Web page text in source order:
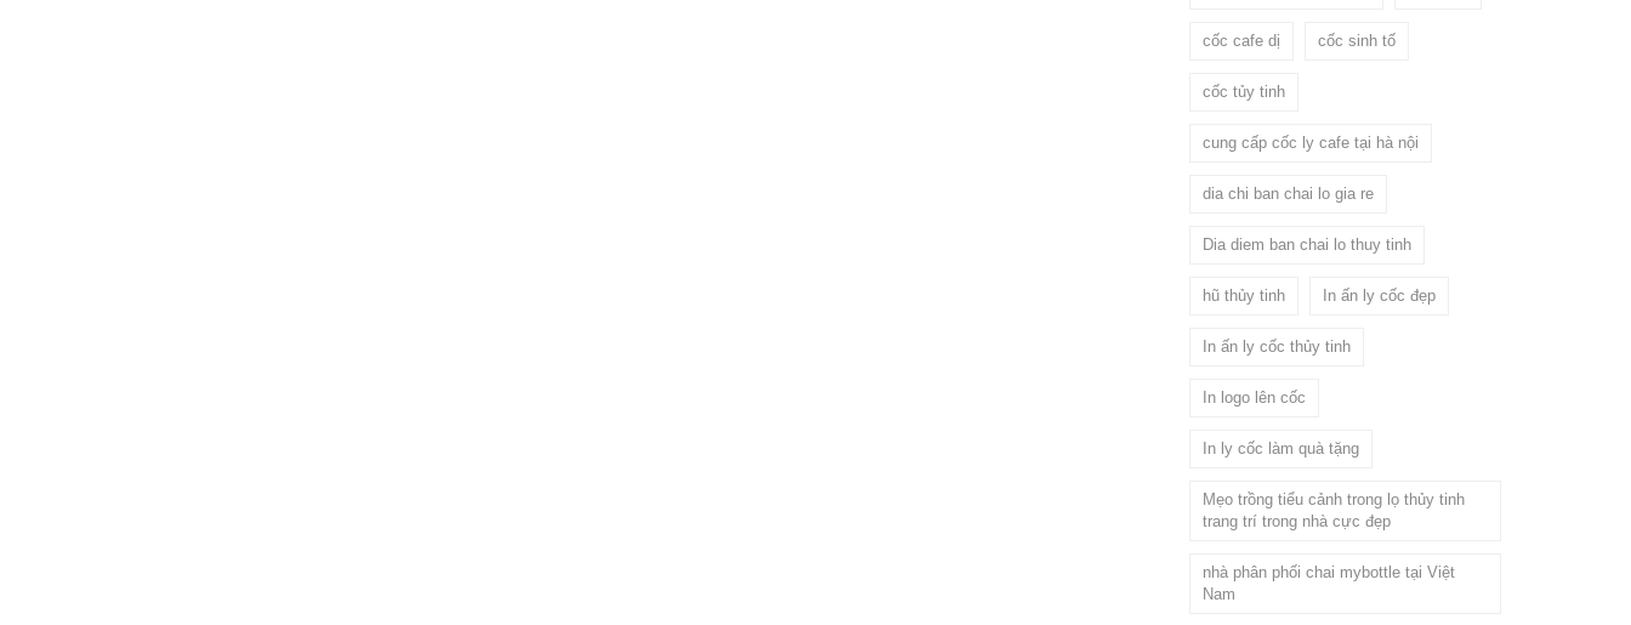
cốc cafe dị cốc sinh tố
cốc tủy tinh
cung cấp cốc ly cafe tại hà nội
dia chi ban chai lo gia re
Dia diem ban chai lo thuy tinh
hũ thủy tinh In ấn ly cốc đẹp
In ấn ly cốc thủy tinh
In logo lên cốc
In ly cốc làm quà tặng
Mẹo trồng tiểu cảnh trong lọ thủy tinh
trang trí trong nhà cực đẹp
nhà phân phối chai mybottle tại Việt
Nam